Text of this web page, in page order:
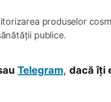
produselor
publice.
Telegram, dacă îți